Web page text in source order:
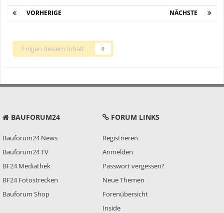
VORHERIGE NÄCHSTE
Folgen diesem Inhalt 0
BAUFORUM24
Bauforum24 News
Bauforum24 TV
BF24 Mediathek
BF24 Fotostrecken
Bauforum Shop
FORUM LINKS
Registrieren
Anmelden
Passwort vergessen?
Neue Themen
Forenübersicht
Inside